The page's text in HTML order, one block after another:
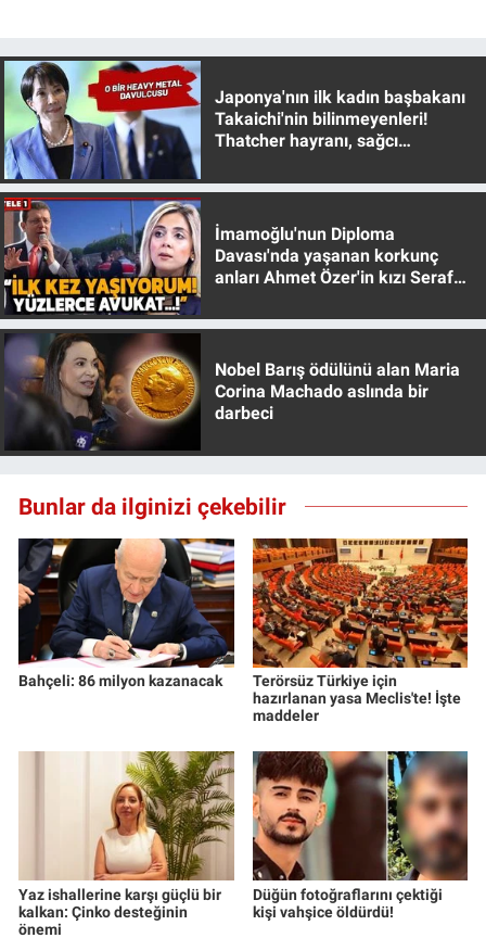
Japonya'nın ilk kadın başbakanı
Takaichi'nin bilinmeyenleri!
Thatcher hayranı, sağcı
İmamoğlu'nun Diploma
Davası'nda yaşanan korkunç
anları Ahmet Özer'in kızı Seraf
Nobel Barış ödülünü alan Maria
Corina Machado aslında bir
darbeci
Bunlar da ilginizi çekebilir
Bahçeli: 86 milyon kazanacak
Terörsüz Türkiye için
hazırlanan yasa Meclis'te! İşte
maddeler
Yaz ishallerine karşı güçlü bir
kalkan: Çinko desteğinin
önemi
Düğün fotoğraflarını çektiği
kişi vahşice öldürdü!
Programlar
Sağlık
Spor
Teknoloji
Türkiye'nin Geleceği
Türkiye'nin Gündemi
Yerel Gündem
Canlı Yayın